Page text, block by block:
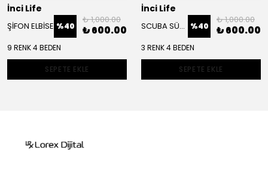
İnci Life
ŞİFON ELBİSE %40
₺ 1,000.00
₺ 600.00
9 RENK 4 BEDEN
SEPETE EKLE
İnci Life
SCUBA SÜET CEKET TAKIM %40
₺ 1,000.00
₺ 600.00
3 RENK 4 BEDEN
SEPETE EKLE